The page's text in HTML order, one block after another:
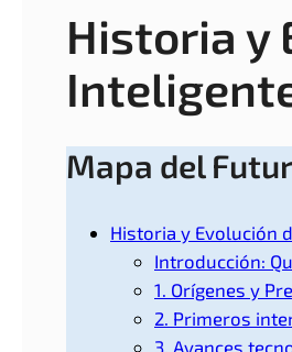
Historia y
Mapa del
Historia y Evolución
Introducción:
1. Orígenes y
2. Primeros
3. Avances